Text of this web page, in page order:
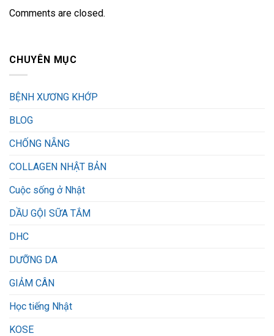
Comments are closed.
CHUYÊN MỤC
BỆNH XƯƠNG KHỚP
BLOG
CHỐNG NẴNG
COLLAGEN NHẬT BẢN
Cuộc sống ở Nhật
DẦU GỘI SỮA TẮM
DHC
DƯỠNG DA
GIẢM CÂN
Học tiếng Nhật
KOSE